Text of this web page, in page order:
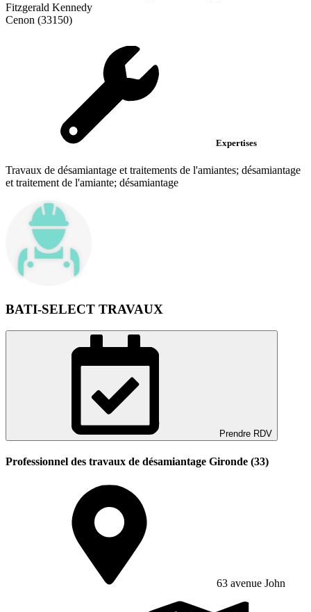
Fitzgerald Kennedy
Cenon (33150)
Expertises
Travaux de désamiantage et traitements de l'amiantes; désamiantage
et traitement de l'amiante; désamiantage
BATI-SELECT TRAVAUX
Prendre RDV
Professionnel des travaux de désamiantage Gironde (33)
63 avenue John